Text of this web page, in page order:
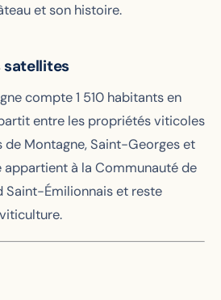
et son histoire.
satellites
compte 1 510 habitants en
entre les propriétés viticoles
de Montagne, Saint-Georges et
appartient à la Communauté de
Saint-Émilionnais et reste